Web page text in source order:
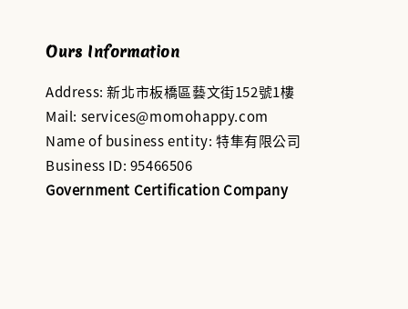
Ours Information
Address: 新北市板橋區藝文街152號1樓
Mail: services@momohappy.com
Name of business entity: 特隼有限公司
Business ID: 95466506
Government Certification Company